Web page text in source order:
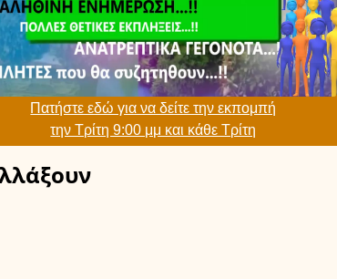
Πατήστε εδώ για να δείτε την εκπομπή
την Τρίτη 9:00 μμ και κάθε Τρίτη